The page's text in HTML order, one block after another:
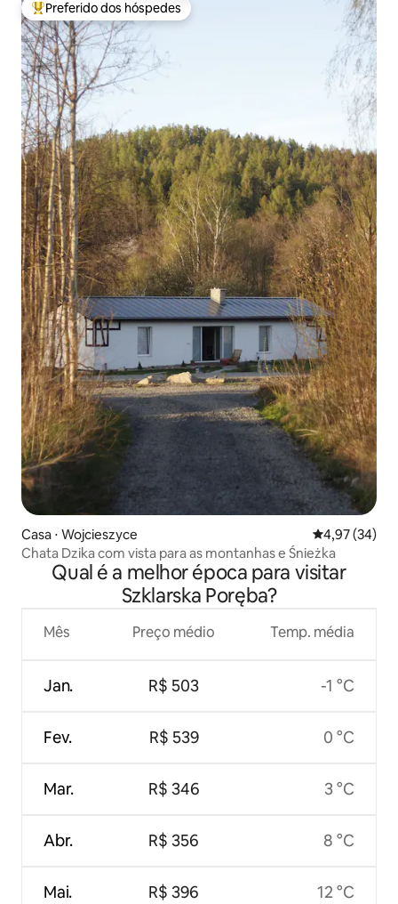
Entre os melhores preferidos dos hóspedes
Preferido dos hóspedes
Casa ⋅ Wojcieszyce 4,97 de uma
4,97 (34)
Chata Dzika com vista para as montanhas e Śnieżka
Qual é a melhor época para visitar
Szklarska Poręba?
Mês
Jan.
Fev.
Mar.
Abr.
Mai.
Preço médio
R$ 503
R$ 539
R$ 346
R$ 356
R$ 396
Temp. média
-1 °C
0 °C
3 °C
8 °C
12 °C